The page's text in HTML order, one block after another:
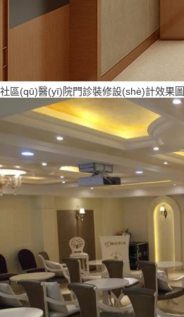
社區(qū)醫(yī)院門診裝修設(shè)計效果圖